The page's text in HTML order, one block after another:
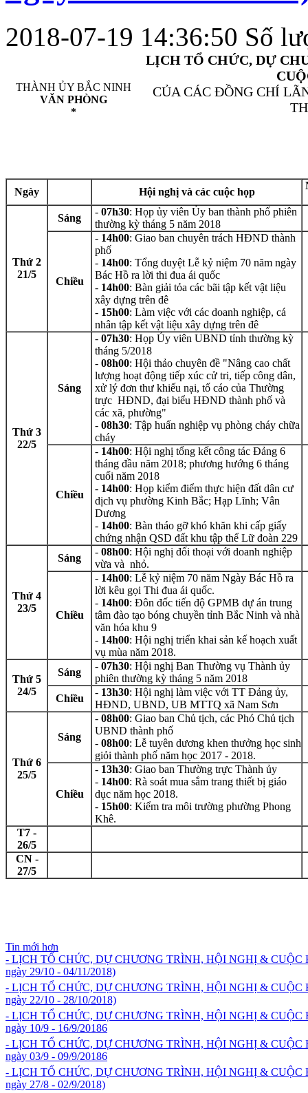
2018-07-19 14:36:50 Số
THÀNH ỦY BẮC NINH
VĂN PHÒNG
*
LỊCH TỔ CHỨC, DỰ
CỦA CÁC ĐỒNG CHÍ
Ngày Hội nghị và các cuộc họp
Thứ 2
21/5
Sáng
- 07h30: Họp ủy viên Ủy ban thành phố phiên
thường kỳ tháng 5 năm 2018
Chiều
- 14h00: Giao ban chuyên trách HĐND thành
phố
- 14h00: Tổng duyệt Lễ kỷ niệm 70 năm ngày
Bác Hồ ra lời thi đua ái quốc
- 14h00: Bàn giải tỏa các bãi tập kết vật liệu
xây dựng trên đê
- 15h00: Làm việc với các doanh nghiệp, cá
nhân tập kết vật liệu xây dựng trên đê
Thứ 3
22/5
Sáng
- 07h30: Họp Ủy viên UBND tỉnh thường kỳ
tháng 5/2018
- 08h00: Hội thảo chuyên đề "Nâng cao chất
lượng hoạt động tiếp xúc cử tri, tiếp công dân,
xử lý đơn thư khiếu nại, tố cáo của Thường
trực HĐND, đại biểu HĐND thành phố và
các xã, phường"
- 08h30: Tập huấn nghiệp vụ phòng cháy chữa
cháy
Chiều
- 14h00: Hội nghị tổng kết công tác Đảng 6
tháng đầu năm 2018; phương hướng 6 tháng
cuối năm 2018
- 14h00: Họp kiểm điểm thực hiện đất dân cư
dịch vụ phường Kinh Bắc; Hạp Lĩnh; Vân
Dương
- 14h00: Bàn tháo gỡ khó khăn khi cấp giấy
chứng nhận QSD đất khu tập thể Lữ đoàn 229
Thứ 4
23/5
Sáng
-08h00: Hội nghị đối thoại với doanh nghiệp
vừa và nhỏ.
Chiều
- 14h00: Lễ kỷ niệm 70 năm Ngày Bác Hồ ra
lời kêu gọi Thi đua ái quốc.
- 14h00: Đôn đốc tiến độ GPMB dự án trung
tâm đào tạo bóng chuyền tỉnh Bắc Ninh và nhà
văn hóa khu 9
- 14h00: Hội nghị triển khai sản kế hoạch xuất
vụ mùa năm 2018.
Thứ 5
24/5
Sáng
- 07h30: Hội nghị Ban Thường vụ Thành ủy
phiên thường kỳ tháng 5 năm 2018
Chiều
- 13h30: Hội nghị làm việc với TT Đảng ủy,
HĐND, UBND, UB MTTQ xã Nam Sơn
Thứ 6
25/5
Sáng
- 08h00: Giao ban Chủ tịch, các Phó Chủ tịch
UBND thành phố
- 08h00: Lễ tuyên dương khen thưởng học sinh
giỏi thành phố năm học 2017 - 2018.
Chiều
- 13h30: Giao ban Thường trực Thành ủy
- 14h00: Rà soát mua sắm trang thiết bị giáo
dục năm học 2018.
- 15h00: Kiểm tra môi trường phường Phong
Khê.
T7 -
26/5
CN -
27/5
Tin mới hơn
- LỊCH TỔ CHỨC, DỰ CHƯƠNG TRÌNH, HỘI NGHỊ &
ngày 29/10 - 04/11/2018)
- LỊCH TỔ CHỨC, DỰ CHƯƠNG TRÌNH, HỘI NGHỊ &
ngày 22/10 - 28/10/2018)
- LỊCH TỔ CHỨC, DỰ CHƯƠNG TRÌNH, HỘI NGHỊ &
ngày 10/9 - 16/9/20186
- LỊCH TỔ CHỨC, DỰ CHƯƠNG TRÌNH, HỘI NGHỊ &
ngày 03/9 - 09/9/20186
- LỊCH TỔ CHỨC, DỰ CHƯƠNG TRÌNH, HỘI NGHỊ &
ngày 27/8 - 02/9/2018)